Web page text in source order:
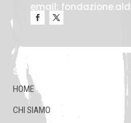
email:
SU DI NOI
HOME
CHI SIAMO